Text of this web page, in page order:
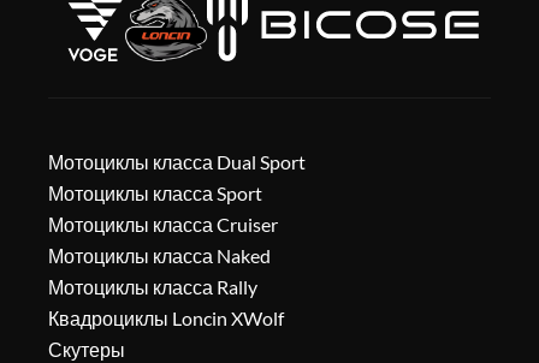
Мотоциклы класса Dual Sport
Мотоциклы класса Sport
Мотоциклы класса Cruiser
Мотоциклы класса Naked
Мотоциклы класса Rally
Квадроциклы Loncin XWolf
Скутеры